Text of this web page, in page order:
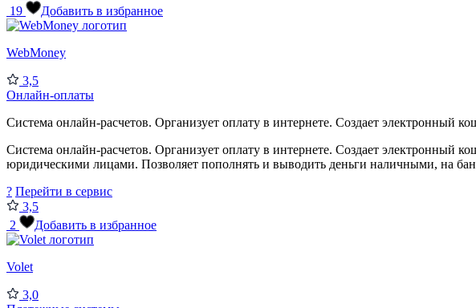
19
Добавить в избранное
WebMoney
3,5
Онлайн-оплаты
Система онлайн-расчетов. Организует оплату в интернете. Создает электронный
Система онлайн-расчетов. Организует оплату в интернете. Создает
юридическими лицами. Позволяет пополнять и выводить деньги наличными, на
? Перейти в сервис
3,5
2
Добавить в избранное
Volet
3,0